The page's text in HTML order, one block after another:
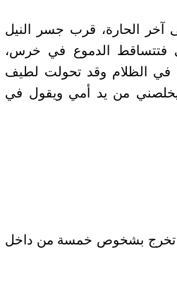
آخر الحارة، قرب جسر النيل
فتتساقط الدموع في خرس،
في الظلام وقد تحولت لطيف
يخلصني من يد أمي ويقول في
تخرج بشخوص خمسة من داخل